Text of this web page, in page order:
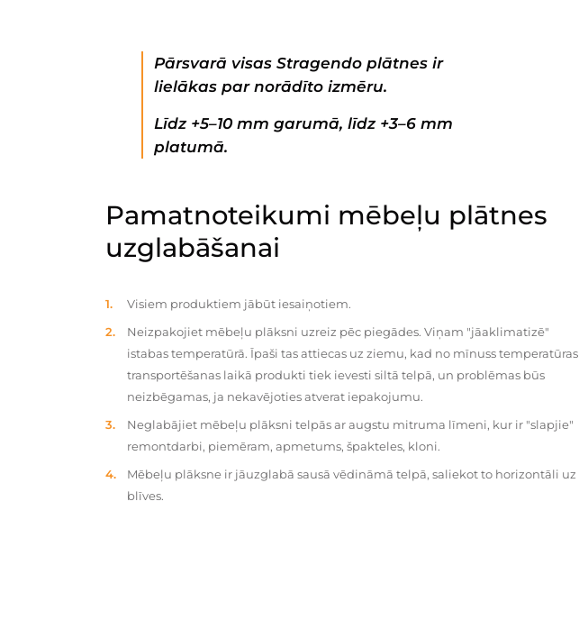
Pārsvarā visas Stragendo plātnes ir
lielākas par norādīto izmēru.
Līdz +5–10 mm garumā, līdz +3–6 mm
platumā.
Pamatnoteikumi mēbeļu plātnes
uzglabāšanai
Visiem produktiem jābūt iesaiņotiem.
Neizpakojiet mēbeļu plāksni uzreiz pēc piegādes. Viņam "jāaklimatizē"
istabas temperatūrā. Īpaši tas attiecas uz ziemu, kad no mīnuss temperatūras
transportēšanas laikā produkti tiek ievesti siltā telpā, un problēmas būs
neizbēgamas, ja nekavējoties atverat iepakojumu.
Neglabājiet mēbeļu plāksni telpās ar augstu mitruma līmeni, kur ir "slapjie"
remontdarbi, piemēram, apmetums, špakteles, kloni.
Mēbeļu plāksne ir jāuzglabā sausā vēdināmā telpā, saliekot to horizontāli uz
blīves.